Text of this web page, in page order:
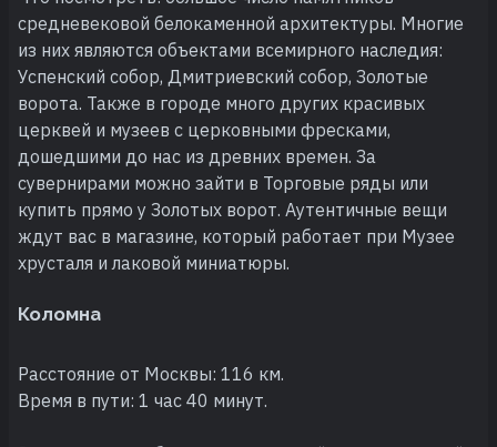
средневековой белокаменной архитектуры. Многие
из них являются объектами всемирного наследия:
Успенский собор, Дмитриевский собор, Золотые
ворота. Также в городе много других красивых
церквей и музеев с церковными фресками,
дошедшими до нас из древних времен. За
сувернирами можно зайти в Торговые ряды или
купить прямо у Золотых ворот. Аутентичные вещи
ждут вас в магазине, который работает при Музее
хрусталя и лаковой миниатюры.
Коломна
Расстояние от Москвы: 116 км.
Время в пути: 1 час 40 минут.